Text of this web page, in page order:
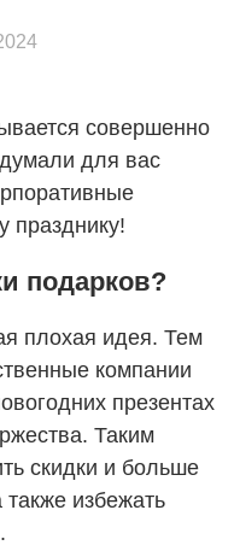
совершенно
для вас
празднику!
подарков?
плохая идея. Тем
компании
презентах
Таким
скидки и больше
также избежать